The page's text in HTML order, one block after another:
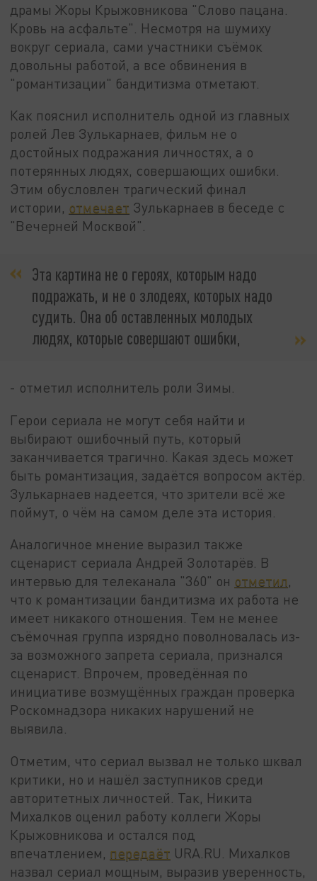
драмы Жоры Крыжовникова "Слово пацана.
Кровь на асфальте". Несмотря на шумиху
вокруг сериала, сами участники съёмок
довольны работой, а все обвинения в
"романтизации" бандитизма отметают.
Как пояснил исполнитель одной из главных
ролей Лев Зулькарнаев, фильм не о
достойных подражания личностях, а о
потерянных людях, совершающих ошибки.
Этим обусловлен трагический финал
истории, отмечает Зулькарнаев в беседе с
"Вечерней Москвой".
Эта картина не о героях, которым надо
подражать, и не о злодеях, которых надо
судить. Она об оставленных молодых
людях, которые совершают ошибки,
- отметил исполнитель роли Зимы.
Герои сериала не могут себя найти и
выбирают ошибочный путь, который
заканчивается трагично. Какая здесь может
быть романтизация, задаётся вопросом актёр.
Зулькарнаев надеется, что зрители всё же
поймут, о чём на самом деле эта история.
Аналогичное мнение выразил также
сценарист сериала Андрей Золотарёв. В
интервью для телеканала "360" он отметил,
что к романтизации бандитизма их работа не
имеет никакого отношения. Тем не менее
съёмочная группа изрядно поволновалась из-
за возможного запрета сериала, признался
сценарист. Впрочем, проведённая по
инициативе возмущённых граждан проверка
Роскомнадзора никаких нарушений не
выявила.
Отметим, что сериал вызвал не только шквал
критики, но и нашёл заступников среди
авторитетных личностей. Так, Никита
Михалков оценил работу коллеги Жоры
Крыжовникова и остался под
впечатлением, передаёт URA.RU. Михалков
назвал сериал мощным, выразив уверенность,